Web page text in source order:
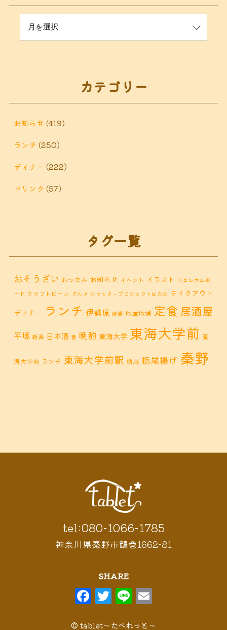
カテゴリー
お知らせ (419)
ランチ (250)
ディナー (222)
ドリンク (57)
タグ一覧
おそうざい おつまみ お知らせ イベント イラスト ウェルカムボ
ード クラフトビール グルメ シャッタープロジェクトはだの テイクアウト
ディナー ランチ 伊勢原 健康 地産地消 定食 居酒屋
平塚 新潟 日本酒 春 晩酌 東海大学 東海大学前 東
海大学前 ランチ 東海大学前駅 栃尾 栃尾揚げ 秦野
ィナー鶴巻 ランチ鶴巻 定食鶴巻温
tel:080-1066-1785
神奈川県秦野市鶴巻1662-81
SHARE
F
a
T
w
Li
n
© tablet〜たべれっと〜